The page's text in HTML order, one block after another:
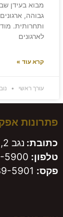
מבוא בעידן
גבוהה,
לארגונים
קרא עוד »
עורך ראשי
פתרונות
כתובת: נגב 2, איירפורט סיטי, 7019900
טלפון: 5900
פקס: